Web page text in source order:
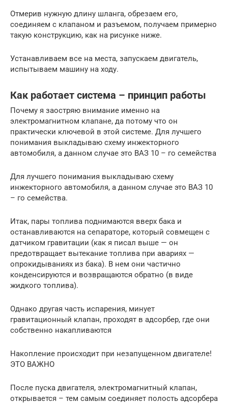
Отмерив нужную длину шланга, обрезаем его,
соединяем с клапаном и разъемом, получаем примерно
такую конструкцию, как на рисунке ниже.
Устанавливаем все на места, запускаем двигатель,
испытываем машину на ходу.
Как работает система – принцип работы
Почему я заостряю внимание именно на
электромагнитном клапане, да потому что он
практически ключевой в этой системе. Для лучшего
понимания выкладываю схему инжекторного
автомобиля, а данном случае это ВАЗ 10 – го семейства
Для лучшего понимания выкладываю схему
инжекторного автомобиля, а данном случае это ВАЗ 10
– го семейства.
Итак, пары топлива поднимаются вверх бака и
останавливаются на сепараторе, который совмещен с
датчиком гравитации (как я писал выше — он
предотвращает вытекание топлива при авариях —
опрокидываниях из бака). В нем они частично
конденсируются и возвращаются обратно (в виде
жидкого топлива).
Однако другая часть испарения, минует
гравитационный клапан, проходят в адсорбер, где они
собственно накапливаются
Накопление происходит при незапущенном двигателе!
ЭТО ВАЖНО
После пуска двигателя, электромагнитный клапан,
открывается – тем самым соединяет полость адсорбера